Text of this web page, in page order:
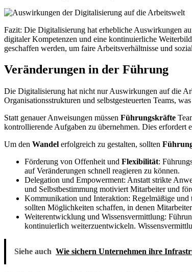
Fazit: Die Digitalisierung hat erhebliche Auswirkungen
digitaler Kompetenzen und eine kontinuierliche
geschaffen werden, um faire Arbeitsverhältnisse und
Veränderungen in der Führung
Die Digitalisierung hat nicht nur Auswirkungen auf die
Organisationsstrukturen und selbstgesteuerten Teams,
Statt genauer Anweisungen müssen Führungskräfte
kontrollierende Aufgaben zu übernehmen. Dies
Um den Wandel erfolgreich zu gestalten, sollten
Förderung von Offenheit und Flexibilität:
auf Veränderungen schnell reagieren zu können.
Delegation und Empowerment: Anstatt strikte
und Selbstbestimmung motiviert Mitarbeiter und
Kommunikation und Interaktion: Regelmäßige und
sollten Möglichkeiten schaffen, in denen
Weiterentwicklung und Wissensvermittlung:
kontinuierlich weiterzuentwickeln.
Siehe auch Wie sichern Unternehmen ihre